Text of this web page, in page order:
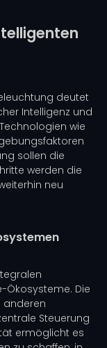
deutet
Intelligenz und
wie
sollen die
werden die
neu
Die
anderen
Steuerung
ermöglicht es